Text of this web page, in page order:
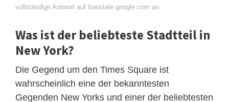
vollständige Antwort auf translate.google.com an
Was ist der beliebteste Stadtteil in
New York?
Die Gegend um den Times Square ist
wahrscheinlich eine der bekanntesten
Gegenden New Yorks und einer der beliebtesten